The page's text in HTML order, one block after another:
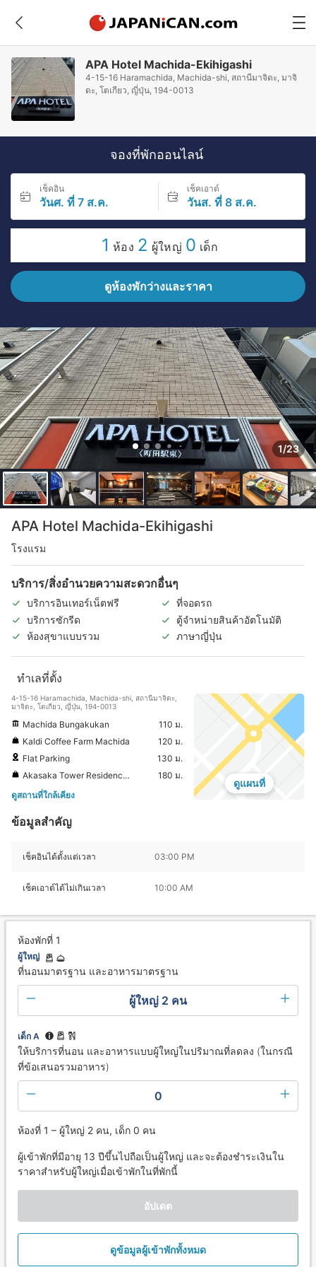
APA Hotel Machida-Ekihigashi
4-15-16 Haramachida, Machida-shi, สถานีมาจิดะ, มาจิ
ดะ, โตเกียว, ญี่ปุ่น, 194-0013
จองที่พักออนไลน์
เช็คอิน
วันศ. ที่ 7 ส.ค.
เช็คเอาต์
วันส. ที่ 8 ส.ค.
1 ห้อง 2 ผู้ใหญ่ 0 เด็ก
ดูห้องพักว่างและราคา
1/23
APA Hotel Machida-Ekihigashi
โรงแรม
บริการ/สิ่งอำนวยความสะดวกอื่นๆ
บริการอินเทอร์เน็ตฟรี
ที่จอดรถ
บริการซักรีด
ตู้จำหน่ายสินค้าอัตโนมัติ
ห้องสุขาแบบรวม
ภาษาญี่ปุ่น
ทำเลที่ตั้ง
4-15-16 Haramachida, Machida-shi, สถานีมาจิดะ,
มาจิดะ, โตเกียว, ญี่ปุ่น, 194-0013
Machida Bungakukan
110 ม.
Kaldi Coffee Farm Machida
120 ม.
Flat Parking
130 ม.
Akasaka Tower Residence Top of the Hill
180 ม.
ดูสถานที่ใกล้เคียง
ดูแผนที่
ข้อมูลสำคัญ
เช็คอินได้ตั้งแต่เวลา 03:00 PM
เช็คเอาต์ได้ไม่เกินเวลา 10:00 AM
ห้องพักที่ 1
ผู้ใหญ่
ที่นอนมาตรฐาน และอาหารมาตรฐาน
ผู้ใหญ่ 2 คน
เด็ก A
ให้บริการที่นอน และอาหารแบบผู้ใหญ่ในปริมาณที่ลดลง (ในกรณี
ที่ข้อเสนอรวมอาหาร)
0
ห้องที่ 1 – ผู้ใหญ่ 2 คน, เด็ก 0 คน
ผู้เข้าพักที่มีอายุ 13 ปีขึ้นไปถือเป็นผู้ใหญ่ และจะต้องชำระเงินใน
ราคาสำหรับผู้ใหญ่เมื่อเข้าพักในที่พักนี้
อัปเดต
ดูข้อมูลผู้เข้าพักทั้งหมด